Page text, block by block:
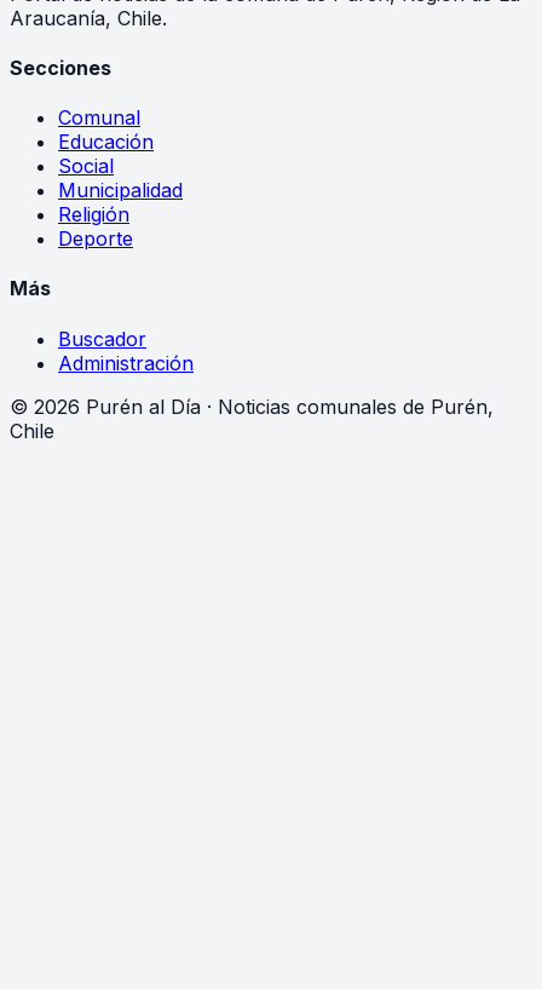
Araucanía, Chile.
Secciones
Comunal
Educación
Social
Municipalidad
Religión
Deporte
Más
Buscador
Administración
© 2026 Purén al Día · Noticias comunales de Purén,
Chile